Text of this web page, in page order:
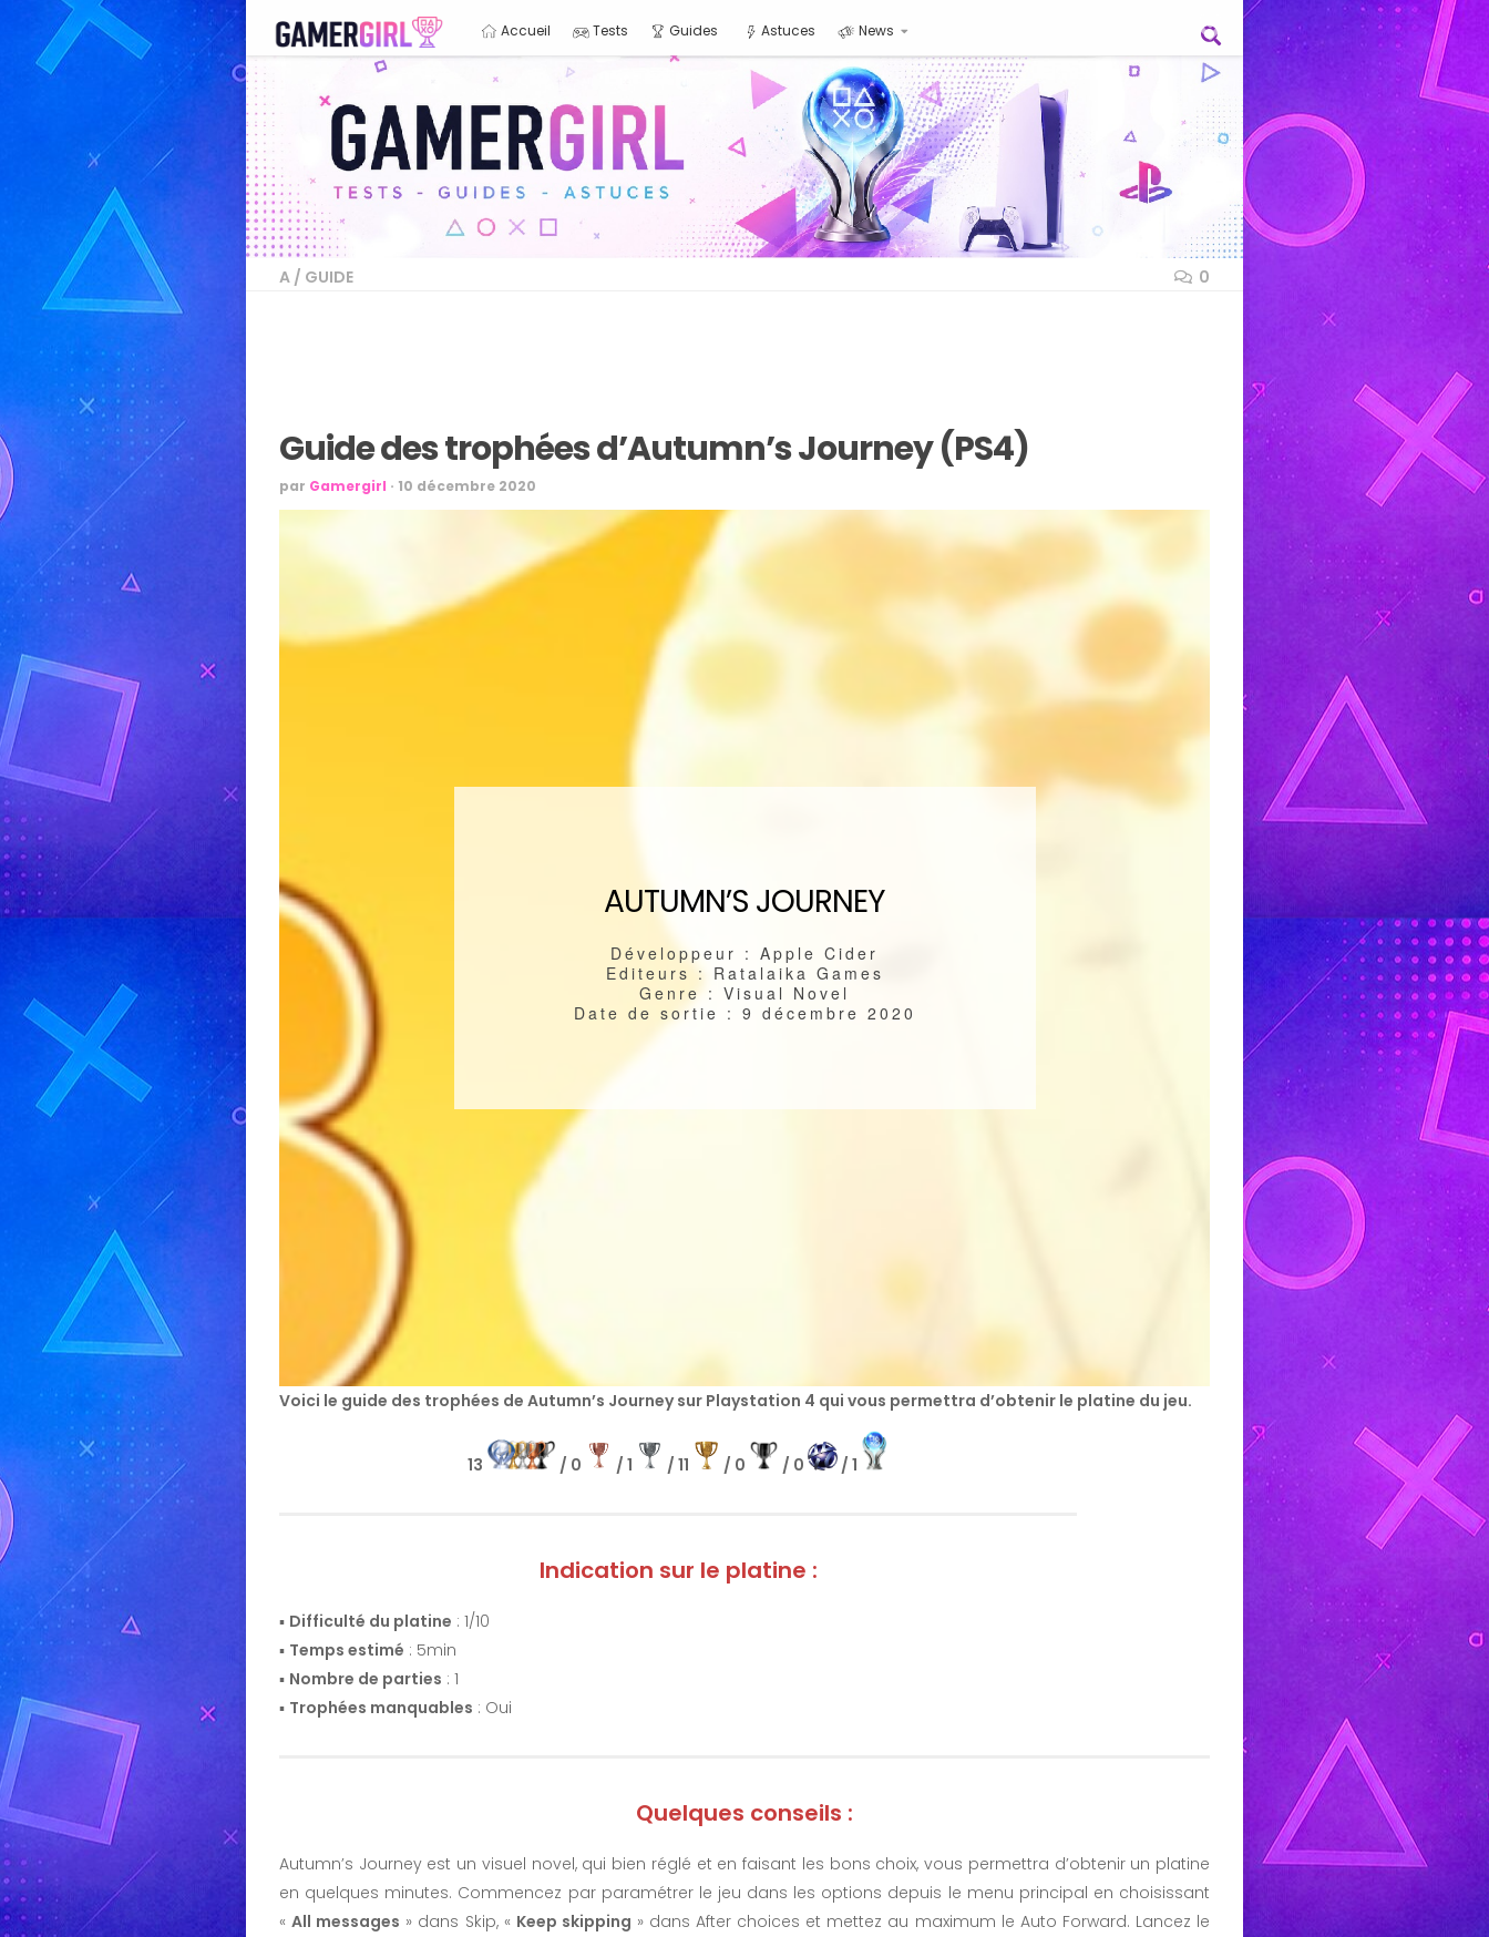
Accueil Tests Guides Astuces News
A / GUIDE 0
Guide des trophées d’Autumn’s Journey (PS4)
par Gamergirl · 10 décembre 2020
AUTUMN’S JOURNEY
Développeur : Apple Cider
Editeurs : Ratalaika Games
Genre : Visual Novel
Date de sortie : 9 décembre 2020
Voici le guide des trophées de Autumn’s Journey sur Playstation 4 qui vous permettra d’obtenir le platine du jeu.
13 / 0 / 1 / 11 / 0 / 0 / 1
Indication sur le platine :
▪️ Difficulté du platine : 1/10
▪️ Temps estimé : 5min
▪️ Nombre de parties : 1
▪️ Trophées manquables : Oui
Quelques conseils :
Autumn’s Journey est un visuel novel, qui bien réglé et en faisant les bons choix, vous permettra d’obtenir un platine
en quelques minutes. Commencez par paramétrer le jeu dans les options depuis le menu principal en choisissant
«All messages » dans Skip, « Keep skipping » dans After choices et mettez au maximum le Auto Forward. Lancez le